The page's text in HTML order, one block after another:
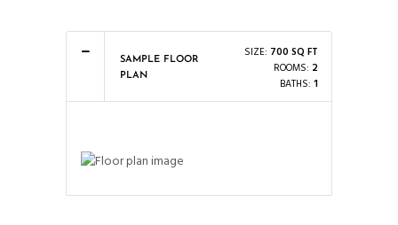
SAMPLE FLOOR
PLAN
SIZE: 700 SQ FT
ROOMS: 2
BATHS: 1